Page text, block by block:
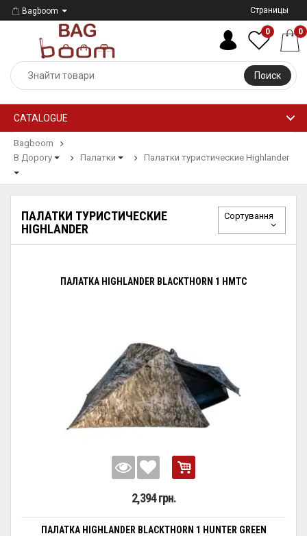
Bagboom Страницы
Поиск
0 0
CATALOGUE
Bagboom
В Дорогу
Палатки Палатки туристические Highlander
ПАЛАТКИ ТУРИСТИЧЕСКИЕ
HIGHLANDER
Сортування
ПАЛАТКА HIGHLANDER BLACKTHORN 1 HMTC
2,394 грн.
ПАЛАТКА HIGHLANDER BLACKTHORN 1 HUNTER GREEN